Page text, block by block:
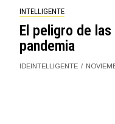
INTELLIGENTE
El peligro de
pandemia
IDEINTELLIGENTE